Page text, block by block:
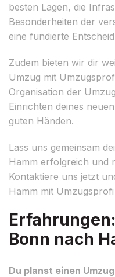
besten Lagen, die
Besonderheiten der
eine fundierte
Zudem bieten wir dir
Umzug mit
Organisation der
Einrichten deines
guten Händen.
Lass uns gemeinsam
Hamm erfolgreich und
Kontaktiere uns jetzt
Hamm mit
Bonn nach
Du planst einen